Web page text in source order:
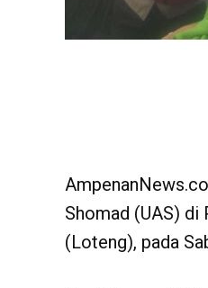
Shomad (UAS) di
(Loteng), pada